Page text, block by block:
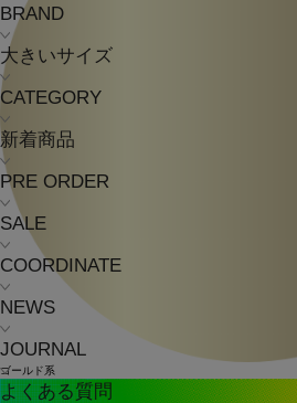
BRAND
大きいサイズ
CATEGORY
新着商品
PRE ORDER
SALE
COORDINATE
NEWS
JOURNAL
よくある質問
ゴールド系